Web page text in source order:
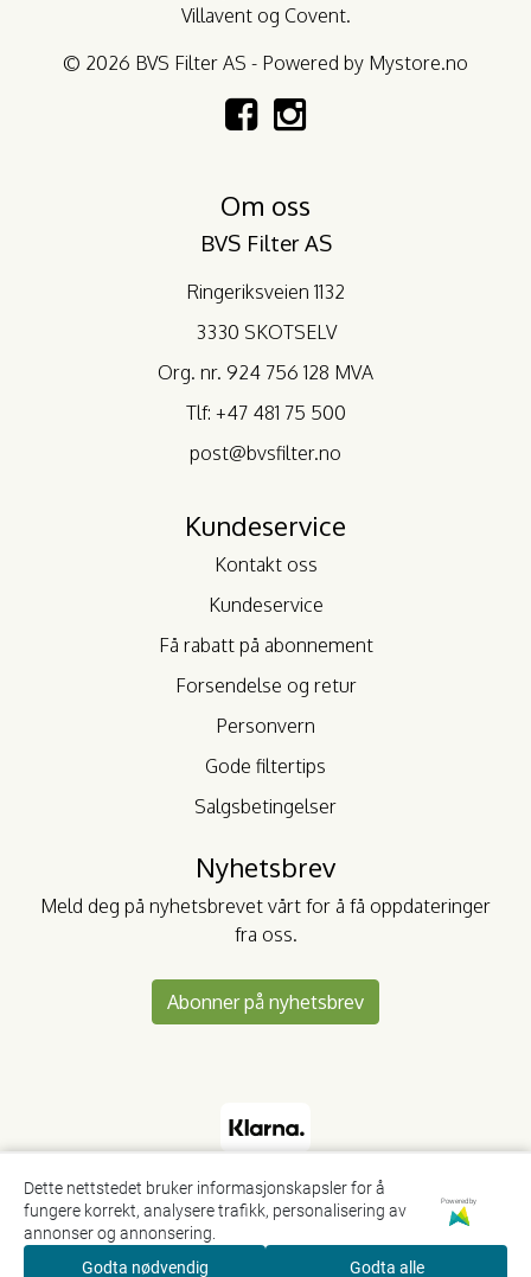
Villaventog Covent.
© 2026 BVS Filter AS - Powered by Mystore.no
Om oss
BVS Filter AS
Ringeriksveien 1132
3330 SKOTSELV
Org. nr. 924 756 128 MVA
Tlf: +47 481 75 500
post@bvsfilter.no
Kundeservice
Kontakt oss
Kundeservice
Få rabatt på abonnement
Forsendelse og retur
Personvern
Gode filtertips
Salgsbetingelser
Nyhetsbrev
Meld deg på nyhetsbrevet vårt for å få oppdateringer
fra oss.
Abonner på nyhetsbrev
Dette nettstedet bruker informasjonskapsler for å
fungere korrekt, analysere trafikk, personalisering av
annonser og annonsering.
Powered by
Godta nødvendig Godta alle